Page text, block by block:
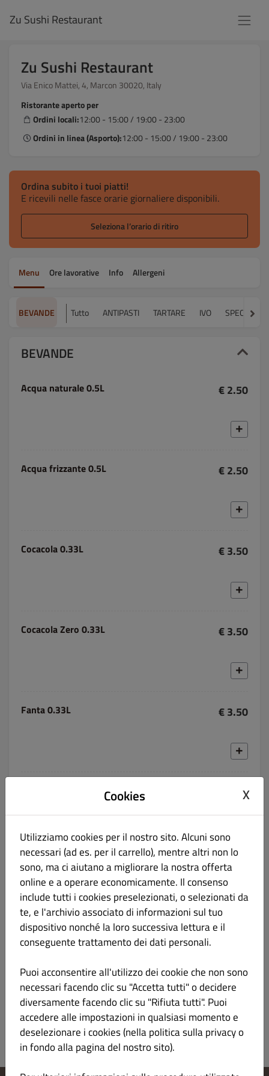
Zu Sushi Restaurant
Zu Sushi Restaurant
Via Enico Mattei, 4, Marcon 30020, Italy
Ristorante aperto per
Ordini locali:12:00 - 15:00 / 19:00 - 23:00
Ordini in linea (Asporto):12:00 - 15:00 / 19:00 - 23:00
Ordina subito i tuoi piatti!
E ricevili nelle fasce orarie giornaliere disponibili.
Seleziona l’orario di ritiro
Menu Ore lavorative Info Allergeni
BEVANDE Tutto ANTIPASTI TARTARE IVO SPECIALE
BEVANDE
Acqua naturale 0.5L € 2.50
Acqua frizzante 0.5L € 2.50
Cocacola 0.33L € 3.50
Cocacola Zero 0.33L € 3.50
Fanta 0.33L € 3.50
€ 3.50
Tè Limone 0.25L € 3.50
Tè Pesca 0.25L
Cookies X
Utilizziamo cookies per il nostro sito. Alcuni sono
necessari (ad es. per il carrello), mentre altri non lo
sono, ma ci aiutano a migliorare la nostra offerta
online e a operare economicamente. Il consenso
include tutti i cookies preselezionati, o selezionati da
te, e l'archivio associato di informazioni sul tuo
dispositivo nonché la loro successiva lettura e il
conseguente trattamento dei dati personali.
Puoi acconsentire all'utilizzo dei cookie che non sono
necessari facendo clic su "Accetta tutti" o decidere
diversamente facendo clic su "Rifiuta tutti". Puoi
accedere alle impostazioni in qualsiasi momento e
deselezionare i cookies (nella politica sulla privacy o
in fondo alla pagina del nostro sito).